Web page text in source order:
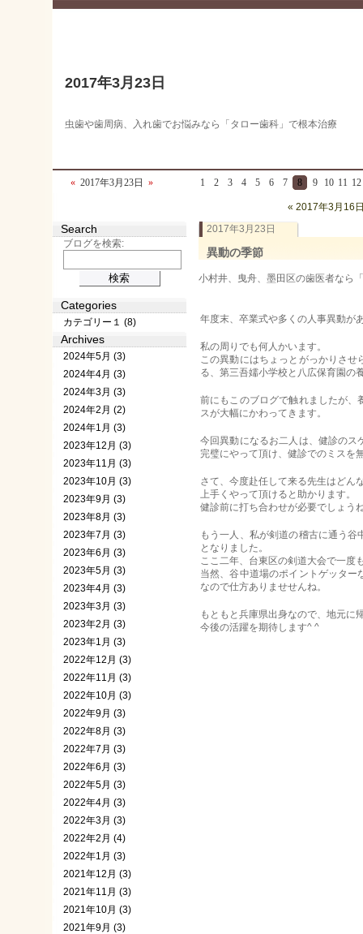
2017年3月23日
虫歯や歯周病、入れ歯でお悩みなら「タロー歯科」で根本治療
« 2017年3月23日 » 1 2 3 4 5 6 7 8 9 10 11 12
2017年3月23日
異動の季節
小村井、曳舟、墨田区の歯医者なら
年度末、卒業式や多くの人事異動が
私の周りでも何人かいます。
この異動にはちょっとがっかりさ
る、第三吾嬬小学校と八広保育園の
前にもこのブログで触れましたが
スが大幅にかわってきます。
今回異動になるお二人は、健診の
完璧にやって頂け、健診でのミスを
さて、今度赴任して来る先生はどん
上手くやって頂けると助かります。
健診前に打ち合わせが必要でしょう
もう一人、私が剣道の稽古に通う
となりました。
ここ二年、台東区の剣道大会で一度
当然、谷中道場のポイントゲッタ
なので仕方ありませせんね。
もともと兵庫県出身なので、地元に
今後の活躍を期待します^ ^
« 2017年3月16
Search
ブログを検索:
Categories
カテゴリー１ (8)
Archives
2024年5月 (3)
2024年4月 (3)
2024年3月 (3)
2024年2月 (2)
2024年1月 (3)
2023年12月 (3)
2023年11月 (3)
2023年10月 (3)
2023年9月 (3)
2023年8月 (3)
2023年7月 (3)
2023年6月 (3)
2023年5月 (3)
2023年4月 (3)
2023年3月 (3)
2023年2月 (3)
2023年1月 (3)
2022年12月 (3)
2022年11月 (3)
2022年10月 (3)
2022年9月 (3)
2022年8月 (3)
2022年7月 (3)
2022年6月 (3)
2022年5月 (3)
2022年4月 (3)
2022年3月 (3)
2022年2月 (4)
2022年1月 (3)
2021年12月 (3)
2021年11月 (3)
2021年10月 (3)
2021年9月 (3)